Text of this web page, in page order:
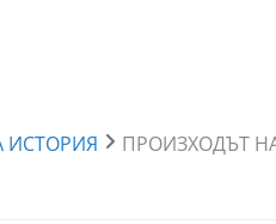
ИСТОРИЯ ПРОИЗХОДЪТ